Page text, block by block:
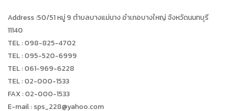
Address :50/51 หมู่ 9 ตำบลบางแม่นาง อำเภอบางใหญ่ จังหวัดนนทบุรี
11140
TEL : 098-825-4702
TEL : 095-520-6999
TEL : 061-969-6228
TEL : 02-000-1533
FAX : 02-000-1533
E-mail : sps_228@yahoo.com